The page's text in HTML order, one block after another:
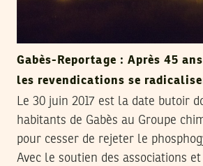
Gabès-Reportage : Après 45
les revendications se
Le 30 juin 2017 est la date butoir
habitants de Gabès au Groupe
pour cesser de rejeter le
Avec le soutien des associations